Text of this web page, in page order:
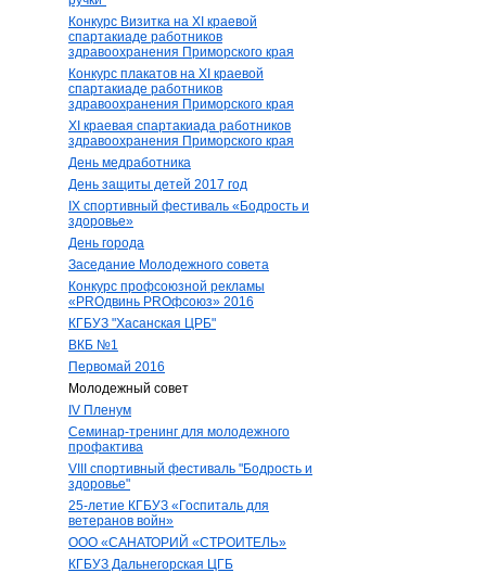
Конкурс Визитка на XI краевой
спартакиаде работников
здравоохранения Приморского края
Конкурс плакатов на XI краевой
спартакиаде работников
здравоохранения Приморского края
XI краевая спартакиада работников
здравоохранения Приморского края
День медработника
День защиты детей 2017 год
IX спортивный фестиваль «Бодрость и
здоровье»
День города
Заседание Молодежного совета
Конкурс профсоюзной рекламы
«PROдвинь РRОфсоюз» 2016
КГБУЗ "Хасанская ЦРБ"
ВКБ №1
Первомай 2016
Молодежный совет
IV Пленум
Семинар-тренинг для молодежного
профактива
VIII спортивный фестиваль "Бодрость и
здоровье"
25-летие КГБУЗ «Госпиталь для
ветеранов войн»
ООО «САНАТОРИЙ «СТРОИТЕЛЬ»
КГБУЗ Дальнегорская ЦГБ